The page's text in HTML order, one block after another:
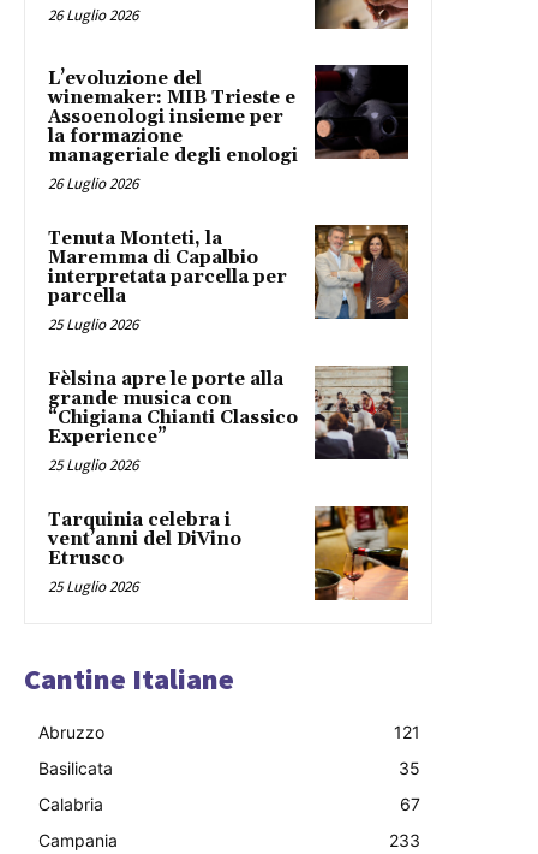
26 Luglio 2026
L’evoluzione del
winemaker: MIB Trieste e
Assoenologi insieme per
la formazione
manageriale degli enologi
26 Luglio 2026
Tenuta Monteti, la
Maremma di Capalbio
interpretata parcella per
parcella
25 Luglio 2026
Fèlsina apre le porte alla
grande musica con
“Chigiana Chianti Classico
Experience”
25 Luglio 2026
Tarquinia celebra i
vent’anni del DiVino
Etrusco
25 Luglio 2026
Cantine Italiane
Abruzzo
121
Basilicata
35
Calabria
67
Campania
233